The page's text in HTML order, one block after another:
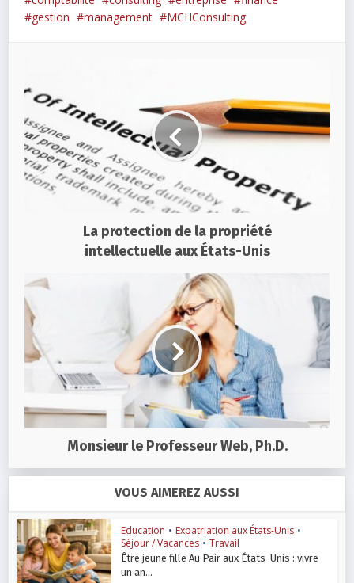
gestion
management MCHConsulting
La protection de la propriété
intellectuelle aux États-Unis
Monsieur le Professeur Web, Ph.D.
VOUS AIMEREZ AUSSI
Education • Expatriation aux États-Unis •
Séjour / Vacances • Travail
Être jeune fille Au Pair aux États-Unis : vivre
un an...